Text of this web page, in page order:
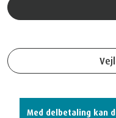
Med delbetaling kan